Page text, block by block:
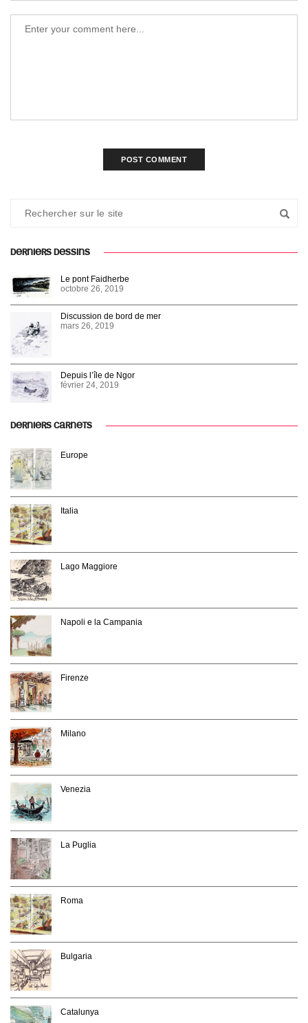
DERNIERS DESSINS
Le pont Faidherbe
octobre 26, 2019
Discussion de bord de mer
mars 26, 2019
Depuis l’île de Ngor
février 24, 2019
DERNIERS CARNETS
Europe
Italia
Lago Maggiore
Napoli e la Campania
Firenze
Milano
Venezia
La Puglia
Roma
Bulgaria
Catalunya